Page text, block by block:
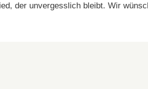
der unvergesslich bleibt. Wir